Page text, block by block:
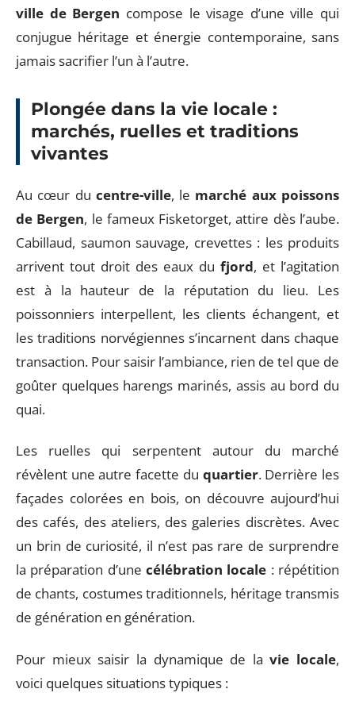
ville de Bergen compose le visage d’une ville qui
conjugue héritage et énergie contemporaine, sans
jamais sacrifier l’un à l’autre.
Plongée dans la vie locale :
marchés, ruelles et traditions
vivantes
Au cœur du centre-ville, le marché aux poissons
de Bergen, le fameux Fisketorget, attire dès l’aube.
Cabillaud, saumon sauvage, crevettes : les produits
arrivent tout droit des eaux du fjord, et l’agitation
est à la hauteur de la réputation du lieu. Les
poissonniers interpellent, les clients échangent, et
les traditions norvégiennes s’incarnent dans chaque
transaction. Pour saisir l’ambiance, rien de tel que de
goûter quelques harengs marinés, assis au bord du
quai.
Les ruelles qui serpentent autour du marché
révèlent une autre facette du quartier. Derrière les
façades colorées en bois, on découvre aujourd’hui
des cafés, des ateliers, des galeries discrètes. Avec
un brin de curiosité, il n’est pas rare de surprendre
la préparation d’une célébration locale : répétition
de chants, costumes traditionnels, héritage transmis
de génération en génération.
Pour mieux saisir la dynamique de lavie locale,
voici quelques situations typiques :